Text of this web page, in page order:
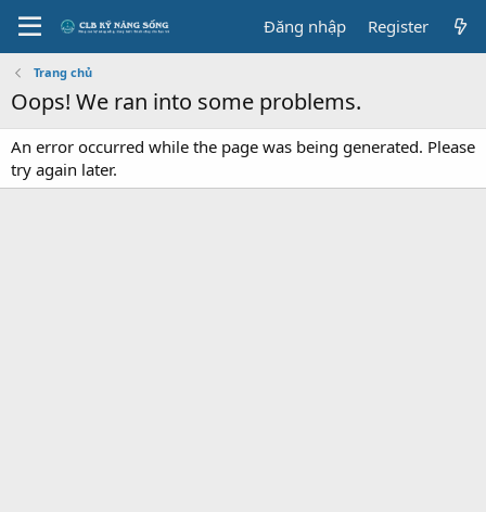
Đăng nhập Register
Trang chủ
Oops! We ran into some problems.
An error occurred while the page was being generated. Please
try again later.